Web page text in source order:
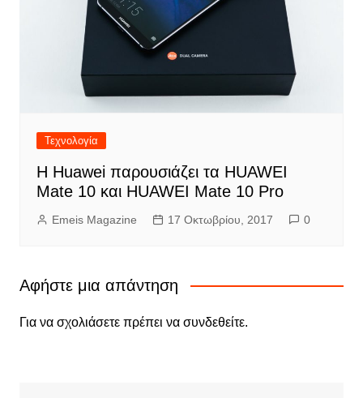
Τεχνολογία
Η Huawei παρουσιάζει τα HUAWEI
Mate 10 και HUAWEI Mate 10 Pro
Emeis Magazine 17 Οκτωβρίου, 2017 0
Αφήστε μια απάντηση
Για να σχολιάσετε πρέπει να συνδεθείτε.